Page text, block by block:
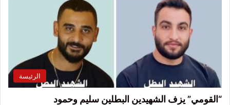
الرئيسة
“القومي” يزف الشهيدين البطلين سليم وحمود